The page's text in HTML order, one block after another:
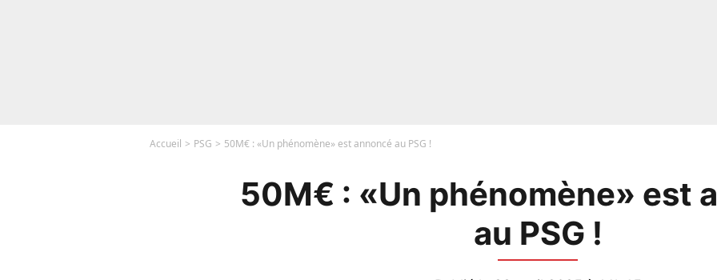
Accueil PSG 50M€ : «Un phénomène» est annoncé au PSG !
50M€ : «Un phénomène» est
au PSG !